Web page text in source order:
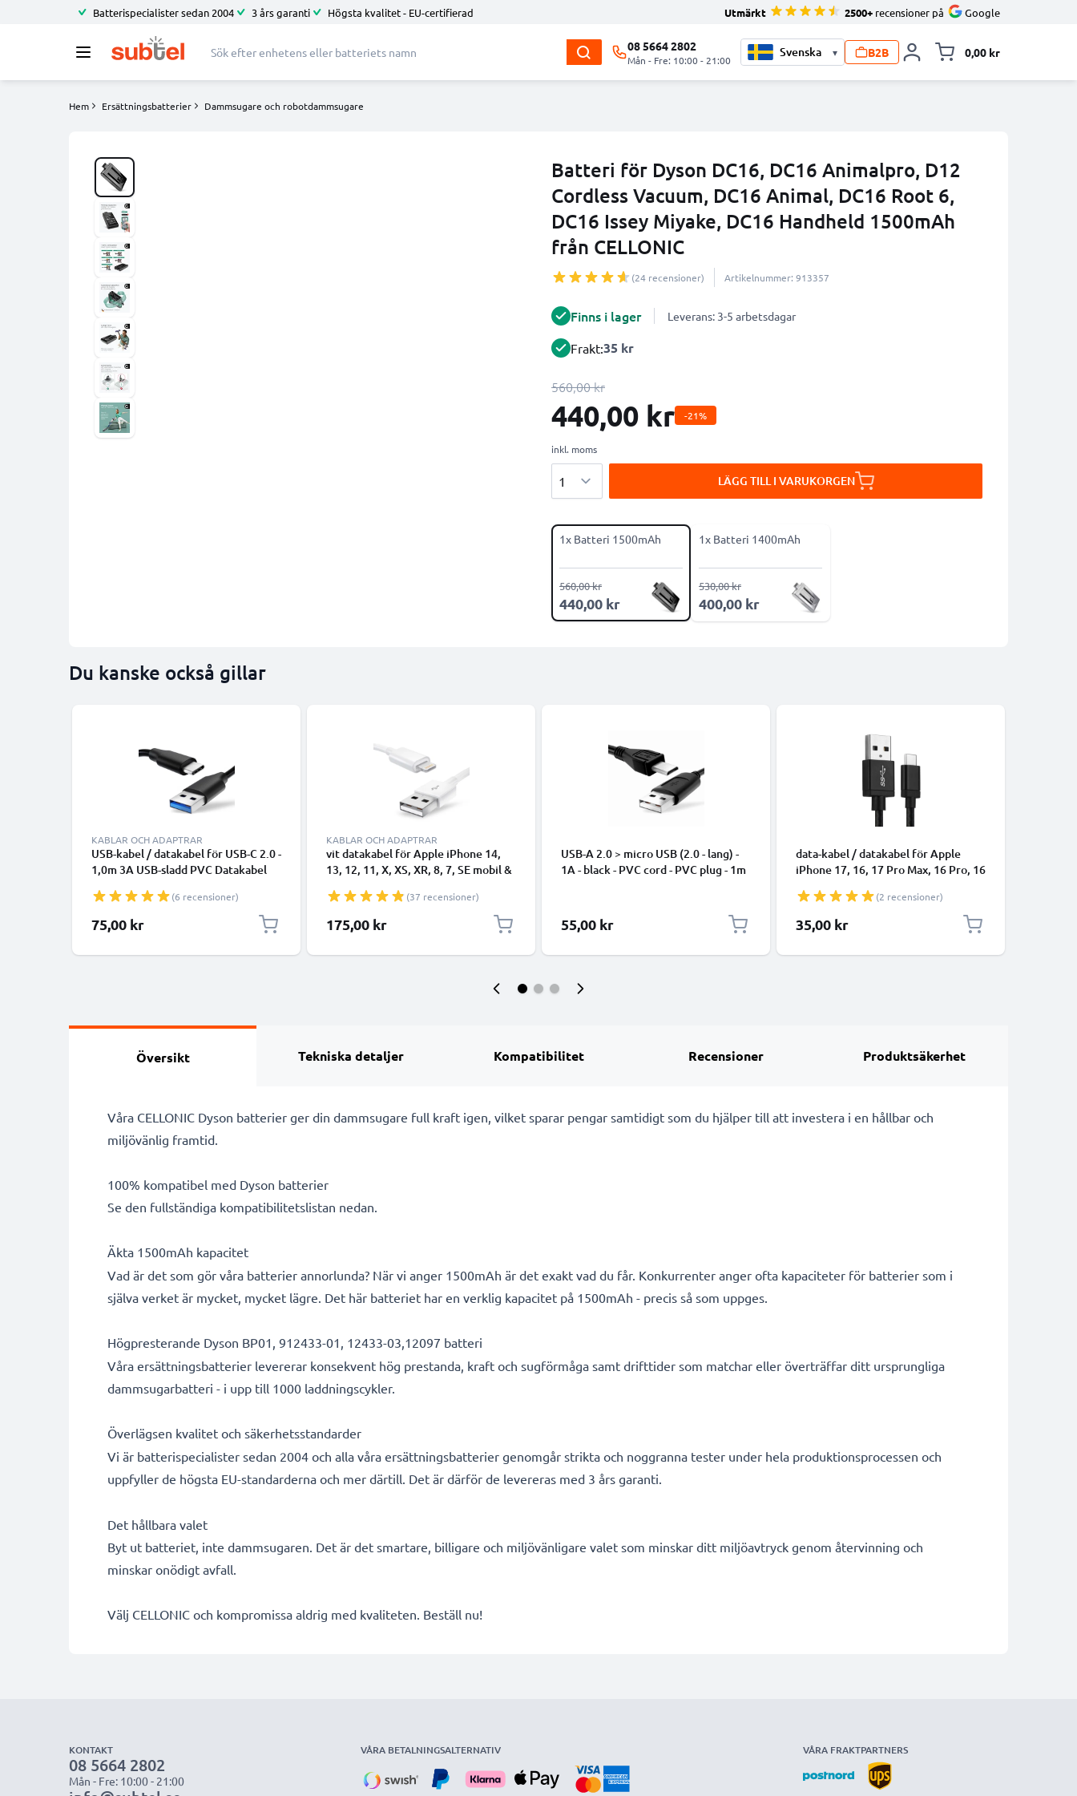
Batterispecialister sedan 2004 3 års garanti Högsta kvalitet - EU-certifierad Utmärkt 2500+ recensioner på Google
08 5664 2802
Mån - Fre: 10:00 - 21:00
▾ B2B 0,00 kr
Hem Ersättningsbatterier Dammsugare och robotdammsugare
Batteri för Dyson DC16, DC16 Animalpro, D12
Cordless Vacuum, DC16 Animal, DC16 Root 6,
DC16 Issey Miyake, DC16 Handheld 1500mAh
från CELLONIC
(24 recensioner) Artikelnummer: 913357
Finns i lager Leverans: 3-5 arbetsdagar
Frakt:35 kr
560,00 kr
440,00 kr -21%
inkl. moms
LÄGG TILL I VARUKORGEN
1x Batteri 1500mAh
440,00 kr
560,00 kr
1x Batteri 1400mAh
400,00 kr
530,00 kr
Du kanske också gillar
KABLAR OCH ADAPTRAR
USB-kabel / datakabel för USB-C 2.0 -
1,0m 3A USB-sladd PVC Datakabel
(6 recensioner)
75,00 kr
KABLAR OCH ADAPTRAR
vit datakabel för Apple iPhone 14,
13, 12, 11, X, XS, XR, 8, 7, SE mobil &
överföring - USB-sladd(37 recensioner)
175,00 kr
USB-A 2.0 > micro USB (2.0 - lang) -
1A - black - PVC cord - PVC plug - 1m
55,00 kr
data-kabel / datakabel för Apple
iPhone 17, 16, 17 Pro Max, 16 Pro, 16
Samsung Galaxy S25 Ultra, S25
Google Pixel 10, 9a, 10 Pro, 10 Pro
XL Xiaomi 15 Ultra, Redmi Note 14
(2 recensioner)
35,00 kr
Översikt Tekniska detaljer Kompatibilitet Recensioner Produktsäkerhet
Våra CELLONIC Dyson batterier ger din dammsugare full kraft igen, vilket sparar pengar samtidigt som du hjälper till att investera i en hållbar och
miljövänlig framtid.
100% kompatibel med Dyson batterier
Se den fullständiga kompatibilitetslistan nedan.
Äkta 1500mAh kapacitet
Vad är det som gör våra batterier annorlunda? När vi anger 1500mAh är det exakt vad du får. Konkurrenter anger ofta kapaciteter för batterier som i
själva verket är mycket, mycket lägre. Det här batteriet har en verklig kapacitet på 1500mAh - precis så som uppges.
Högpresterande Dyson BP01, 912433-01, 12433-03,12097 batteri
Våra ersättningsbatterier levererar konsekvent hög prestanda, kraft och sugförmåga samt drifttider som matchar eller överträffar ditt ursprungliga
dammsugarbatteri - i upp till 1000 laddningscykler.
Överlägsen kvalitet och säkerhetsstandarder
Vi är batterispecialister sedan 2004 och alla våra ersättningsbatterier genomgår strikta och noggranna tester under hela produktionsprocessen och
uppfyller de högsta EU-standarderna och mer därtill. Det är därför de levereras med 3 års garanti.
Det hållbara valet
Byt ut batteriet, inte dammsugaren. Det är det smartare, billigare och miljövänligare valet som minskar ditt miljöavtryck genom återvinning och
minskar onödigt avfall.
Välj CELLONIC och kompromissa aldrig med kvaliteten. Beställ nu!
KONTAKT
08 5664 2802
Mån - Fre: 10:00 - 21:00
VÅRA BETALNINGSALTERNATIV VÅRA FRAKTPARTNERS